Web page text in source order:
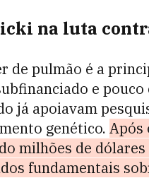
na luta
de pulmão é a
e
já apoiavam
genético. Após
milhões de
fundamentais